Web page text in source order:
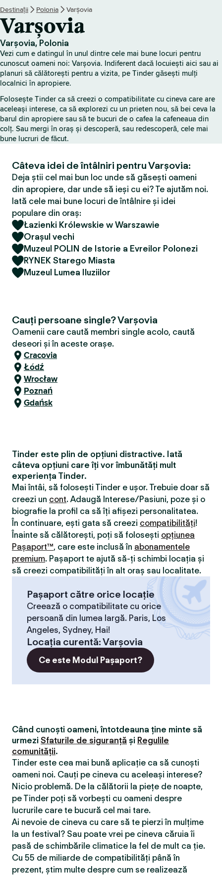
Destinații Polonia Varșovia
Varșovia
Varșovia, Polonia
Vezi cum e datingul în unul dintre cele mai bune locuri pentru
cunoscut oameni noi: Varșovia. Indiferent dacă locuiești aici sau ai
planuri să călătorești pentru a vizita, pe Tinder găsești mulți
localnici în apropiere.
Folosește Tinder ca să creezi o compatibilitate cu cineva care are
aceleași interese, ca să explorezi cu un prieten nou, să bei ceva la
barul din apropiere sau să te bucuri de o cafea la cafeneaua din
colț. Sau mergi în oraș și descoperă, sau redescoperă, cele mai
bune lucruri de făcut.
Câteva idei de întâlniri pentru Varșovia:
Deja știi cel mai bun loc unde să găsești oameni
din apropiere, dar unde să ieși cu ei? Te ajutăm noi.
Iată cele mai bune locuri de întâlnire și idei
populare din oraș:
Łazienki Królewskie w Warszawie
Orașul vechi
Muzeul POLIN de Istorie a Evreilor Polonezi
RYNEK Starego Miasta
Muzeul Lumea Iluziilor
Cauți persoane single? Varșovia
Oamenii care caută membri single acolo, caută
deseori și în aceste orașe.
Cracovia
Łódź
Wrocław
Poznań
Gdańsk
Tinder este plin de opțiuni distractive. Iată
câteva opțiuni care îți vor îmbunătăți mult
experiența Tinder.
Mai întâi, să folosești Tinder e ușor. Trebuie doar să
creezi un cont. Adaugă Interese/Pasiuni, poze și o
biografie la profil ca să îți afișezi personalitatea.
În continuare, ești gata să creezi compatibilităţi!
Înainte să călătorești, poți să folosești opțiunea
Pașaport™, care este inclusă în abonamentele
premium. Pașaport te ajută să-ți schimbi locația și
să creezi compatibilităţi în alt oraș sau localitate.
Pașaport către orice locație
Creează o compatibilitate cu orice
persoană din lumea largă. Paris, Los
Angeles, Sydney, Hai!
Locaţia curentă:Varșovia
Ce este Modul Pașaport?
Când cunoști oameni, întotdeauna ține minte să
urmezi Sfaturile de siguranță și Regulile
comunității.
Tinder este cea mai bună aplicație ca să cunoști
oameni noi. Cauți pe cineva cu aceleași interese?
Nicio problemă. De la călătorii la piețe de noapte,
pe Tinder poți să vorbești cu oameni despre
lucrurile care te bucură cel mai tare.
Ai nevoie de cineva cu care să te pierzi în mulțime
la un festival? Sau poate vrei pe cineva căruia îi
pasă de schimbările climatice la fel de mult ca ție.
Cu 55 de miliarde de compatibilităţi până în
prezent, știm multe despre cum se realizează